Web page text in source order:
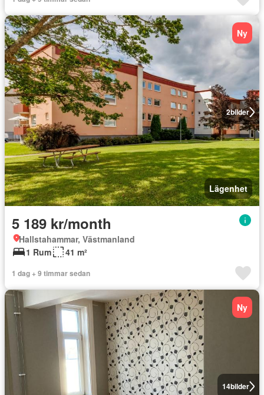
2bilder
Ny
Lägenhet
5 189 kr/month
Hallstahammar, Västmanland
1 Rum
41 m²
1 dag + 9 timmar sedan
14bilder
Ny